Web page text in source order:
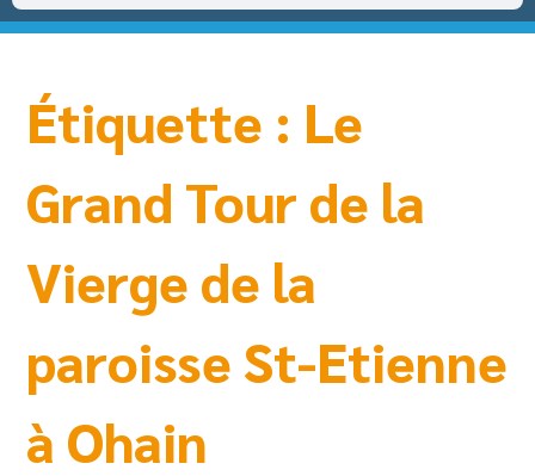
Étiquette : Le
Grand Tour de la
Vierge de la
paroisse St-Etienne
à Ohain